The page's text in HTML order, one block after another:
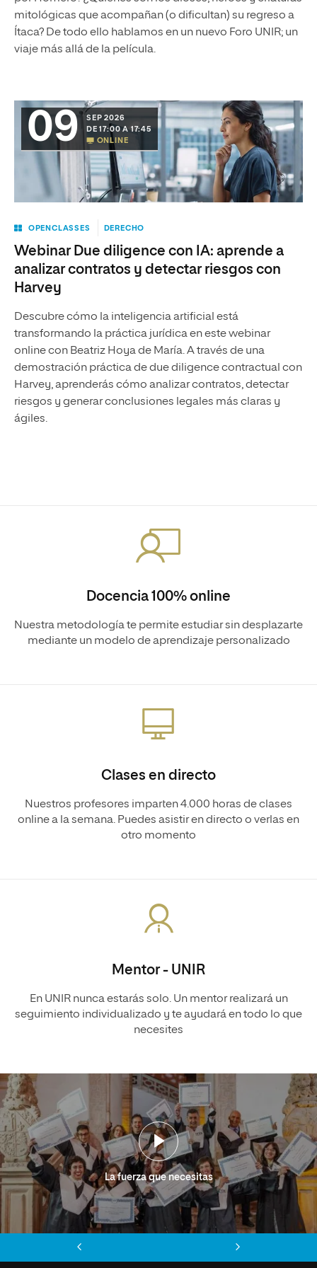
mitológicas que acompañan (o dificultan) su regreso a
Ítaca? De todo ello hablamos en un nuevo Foro UNIR; un
viaje más allá de la película.
09
SEP 2026
DE 17:00 A 17:45
ONLINE
OPENCLASSES DERECHO
Webinar Due diligence con IA: aprende a
analizar contratos y detectar riesgos con
Harvey
Descubre cómo la inteligencia artificial está
transformando la práctica jurídica en este webinar
online con Beatriz Hoya de María. A través de una
demostración práctica de due diligence contractual con
Harvey, aprenderás cómo analizar contratos, detectar
riesgos y generar conclusiones legales más claras y
ágiles.
Docencia 100% online
Nuestra metodología te permite estudiar sin desplazarte
mediante un modelo de aprendizaje personalizado
Clases en directo
Nuestros profesores imparten 4.000 horas de clases
online a la semana. Puedes asistir en directo o verlas en
otro momento
Mentor - UNIR
En UNIR nunca estarás solo. Un mentor realizará un
seguimiento individualizado y te ayudará en todo lo que
necesites
La fuerza que necesitas